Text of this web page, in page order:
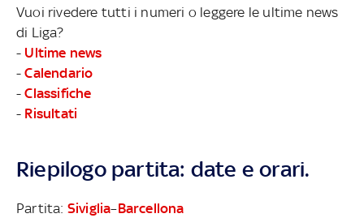
Vuoi rivedere tutti i numeri o leggere le ultime news
di Liga?
- Ultime news
-Calendario
-Classifiche
- Risultati
Riepilogo partita: date e orari.
Partita: Siviglia–Barcellona